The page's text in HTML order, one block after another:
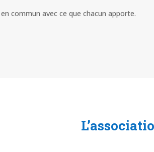
commun avec ce que chacun apporte.